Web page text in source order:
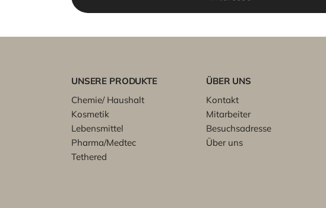
UNSERE PRODUKTE
Chemie/ Haushalt
Kosmetik
Lebensmittel
Pharma/Medtec
Tethered
ÜBER UNS
Kontakt
Mitarbeiter
Besuchsadresse
Über uns